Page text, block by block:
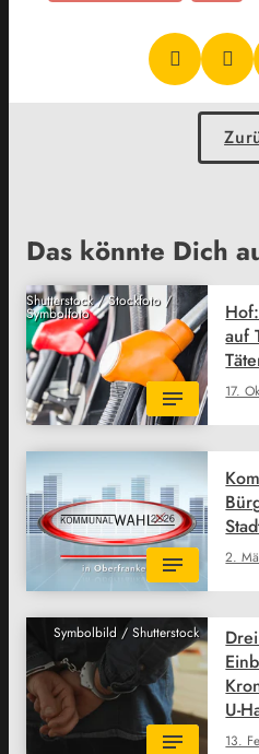
Das könnte Dich
Shutterstock / Stockfoto /
Symbolfoto
17.
auf
2.
Symbolbild / Shutterstock
13.
U-